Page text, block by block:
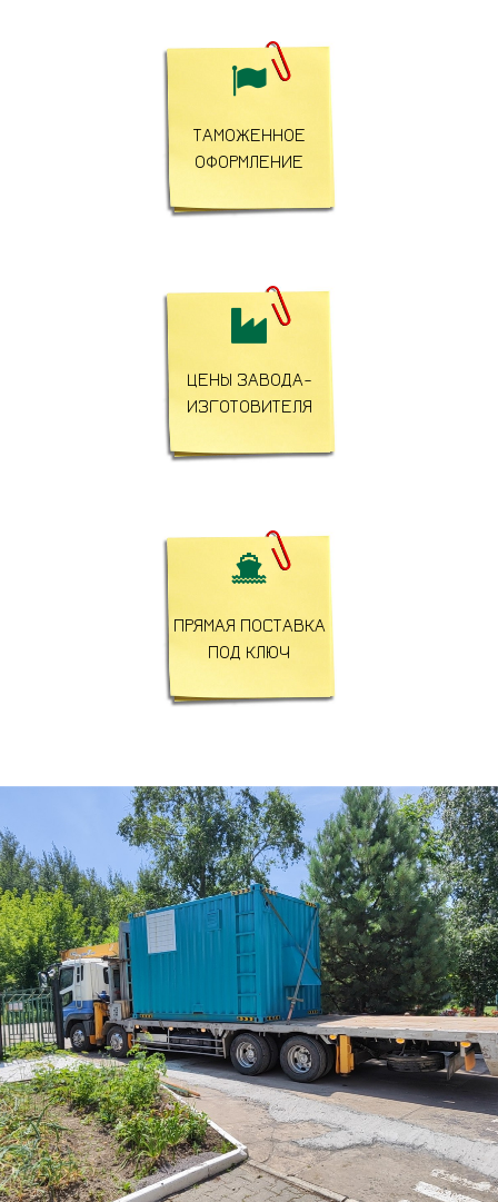

ТАМОЖЕННОЕ
ОФОРМЛЕНИЕ

ЦЕНЫ ЗАВОДА-
ИЗГОТОВИТЕЛЯ

ПРЯМАЯ ПОСТАВКА
ПОД КЛЮЧ